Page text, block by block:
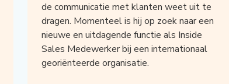
de communicatie met klanten weet uit te
dragen. Momenteel is hij op zoek naar een
nieuwe en uitdagende functie als Inside
Sales Medewerker bij een internationaal
georiënteerde organisatie.